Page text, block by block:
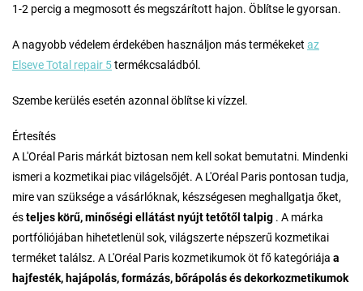
1-2 percig a megmosott és megszárított hajon. Öblítse le gyorsan.
A nagyobb védelem érdekében használjon más termékeket az
Elseve Total repair 5termékcsaládból.
Szembe kerülés esetén azonnal öblítse ki vízzel.
Értesítés
A L'Oréal Paris márkát biztosan nem kell sokat bemutatni. Mindenki
ismeri a kozmetikai piac világelsőjét. A L'Oréal Paris pontosan tudja,
mire van szüksége a vásárlóknak, készségesen meghallgatja őket,
ésteljes körű, minőségi ellátást nyújt tetőtől talpig . A márka
portfóliójában hihetetlenül sok, világszerte népszerű kozmetikai
terméket találsz. A L'Oréal Paris kozmetikumok öt fő kategóriája a
hajfesték, hajápolás, formázás, bőrápolás és dekorkozmetikumok